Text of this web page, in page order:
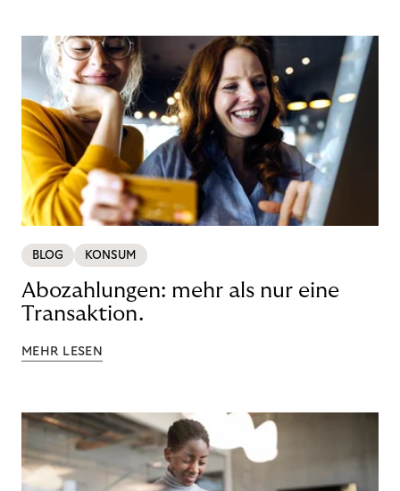
BLOG KONSUM
Abozahlungen: mehr als nur eine
Transaktion.
MEHR LESEN